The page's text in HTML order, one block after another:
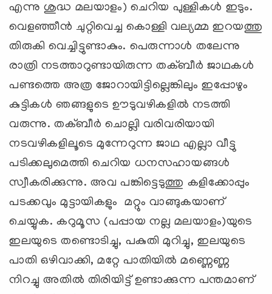
എന്നു ശുദ്ധ മലയാളം) ചെറിയ പുള്ളികള്‍ ഇടും.
വെളഞ്ഞീന്‍ ചുറ്റിവെച്ച കൊള്ളി വല്യമ്മ ഇറയത്തു
തിരുകി വെച്ചിട്ടുണ്ടാകും. പെരുന്നാള്‍ തലേന്നു
രാത്രി നടത്താറുണ്ടായിരുന്ന തക്ബീര്‍ ജാഥകള്‍
പണ്ടത്തെ അത്ര ജോറായിട്ടില്ലെങ്കിലും ഇപ്പോഴും
കുട്ടികള്‍ ഞങ്ങളുടെ ഊടുവഴികളില്‍ നടത്തി
വരുന്നു. തക്ബീര്‍ ചൊല്ലി വരിവരിയായി
നടവഴികളിലൂടെ മുന്നേറുന്ന ജാഥ എല്ലാ വീട്ടു
പടിക്കലുമെത്തി ചെറിയ ധനസഹായങ്ങള്‍
സ്വീകരിക്കുന്നു. അവ പങ്കിട്ടെടുത്തു കളിക്കോപ്പും
പടക്കവും മുട്ടായികളും മറ്റും വാങ്ങുകയാണ്
ചെയ്യുക. കറുമൂസ (പപ്പായ നല്ല മലയാളം)യുടെ
ഇലയുടെ തണ്ടൊടിച്ചു, പകുതി മുറിച്ചു, ഇലയുടെ
പാതി ഒഴിവാക്കി, മറ്റേ പാതിയില്‍ മണ്ണെണ്ണ
നിറച്ചു അതില്‍ തിരിയിട്ട് ഉണ്ടാക്കുന്ന പന്തമാണ്